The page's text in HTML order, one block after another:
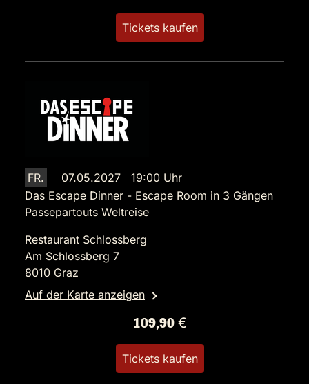
Tickets kaufen
FR.
07.05.2027 19:00 Uhr
Das Escape Dinner - Escape Room in 3 Gängen
Passepartouts Weltreise
Restaurant Schlossberg
Am Schlossberg 7
8010 Graz
Auf der Karte anzeigen
109,90 €
Tickets kaufen